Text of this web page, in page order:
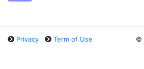
Privacy Term of Use ©